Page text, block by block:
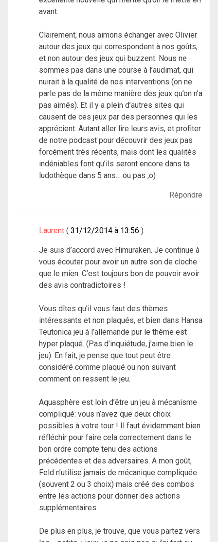
avant.
Clairement, nous aimons échanger avec Olivier
autour des jeux qui correspondent à nos goûts,
et non autour des jeux qui buzzent. Nous ne
sommes pas dans une course à l’audimat, qui
nuirait à la qualité de nos interventions (on ne
parle pas de la même manière des jeux qu’on n’a
pas aimés). Et il y a plein d’autres sites qui
causent de ces jeux par des personnes qui les
apprécient. Autant aller lire leurs avis, et profiter
de notre podcast pour découvrir des jeux pas
forcément très récents, mais dont les qualités
indéniables font qu’ils seront encore dans ta
ludothèque dans 5 ans… ou pas ;o)
Répondre
Laurent 31/12/2014 à 13:56
Je suis d’accord avec Himuraken. Je continue à
vous écouter pour avoir un autre son de cloche
que le mien. C’est toujours bon de pouvoir avoir
des avis contradictoires !
Vous dîtes qu’il vous faut des thèmes
intéressants et non plaqués, et bien dans Hansa
Teutonica jeu à l’allemande pur le thème est
hyper plaqué. (Pas d’inquiétude, j’aime bien le
jeu). En fait, je pense que tout peut être
considéré comme plaqué ou non suivant
comment on ressent le jeu.
Aquasphère est loin d’être un jeu à mécanisme
compliqué: vous n’avez que deux choix
possibles à votre tour ! Il faut évidemment bien
réfléchir pour faire cela correctement dans le
bon ordre compte tenu des actions
précédentes et des adversaires. A mon goût,
Feld n’utilise jamais de mécanique compliquée
(souvent 2 ou 3 choix) mais créé des combos
entre les actions pour donner des actions
supplémentaires.
De plus en plus, je trouve, que vous partez vers